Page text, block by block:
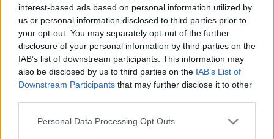
interest-based ads based on personal information utilized by
us or personal information disclosed to third parties prior to
your opt-out. You may separately opt-out of the further
disclosure of your personal information by third parties on the
IAB’s list of downstream participants. This information may
also be disclosed by us to third parties on the IAB’s List of
Downstream Participants that may further disclose it to other
Personal Data Processing Opt Outs
Jeśli zakładamy, że opowiedzenie publicznie tej
historii w tym akurat momencie miało
polityczny cel, to chciałbym zapytać: dlaczego
teraz? Politycy PiS błyskawicznie połknęli
haczyk i zaczęli w swoim stylu jeszcze
podkręcać tę historię. W czym jak w czym, ale w
mówieniu o teoriach zamachów mają potężne